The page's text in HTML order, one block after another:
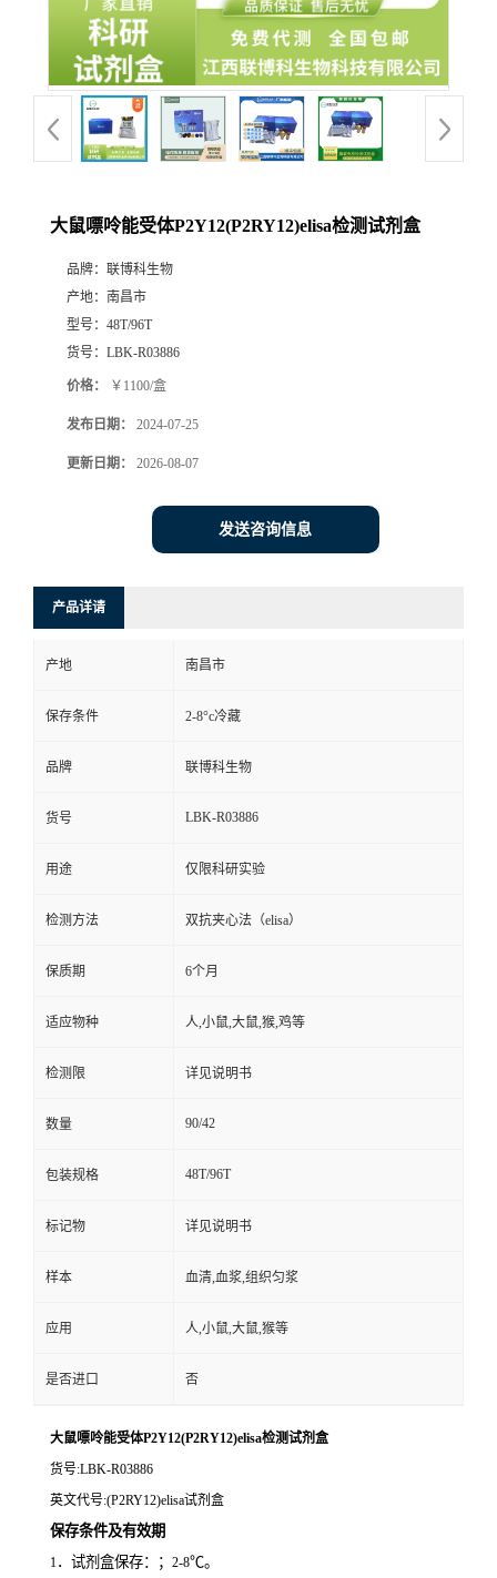
大鼠嘌呤能受体P2Y12(P2RY12)elisa检测试剂盒
品牌： 联博科生物
产地： 南昌市
型号： 48T/96T
货号： LBK-R03886
价格： ￥1100/盒
发布日期： 2024-07-25
更新日期： 2026-08-07
发送咨询信息
产品详请
产地 南昌市
保存条件 2-8°c冷藏
品牌 联博科生物
货号 LBK-R03886
用途 仅限科研实验
检测方法 双抗夹心法（elisa）
保质期 6个月
适应物种 人,小鼠,大鼠,猴,鸡等
检测限 详见说明书
数量 90/42
包装规格 48T/96T
标记物 详见说明书
样本 血清,血浆,组织匀浆
应用 人,小鼠,大鼠,猴等
是否进口 否
大鼠嘌呤能受体P2Y12(P2RY12)elisa检测试剂盒
货号:LBK-R03886
英文代号:(P2RY12)elisa试剂盒
保存条件及有效期
1．试剂盒保存：； 2-8℃。